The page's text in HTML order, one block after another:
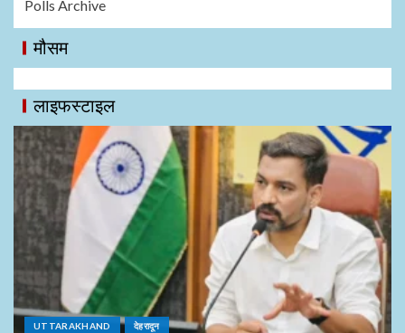
Polls Archive
मौसम
लाइफस्टाइल
UTTARAKHAND देहरादून